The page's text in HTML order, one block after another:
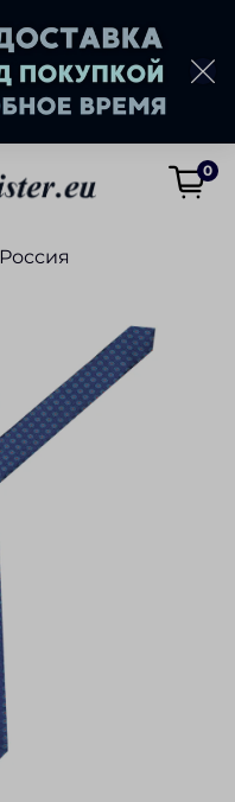
0
Россия